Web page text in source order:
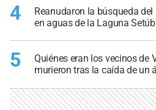
4
Reanudaron la búsqueda
en aguas de la Laguna
5
Quiénes eran los vecinos de
murieron tras la caída de un